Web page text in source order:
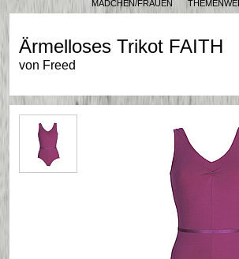
MÄDCHEN/FRAUEN
Ärmelloses Trikot FAITH
von Freed